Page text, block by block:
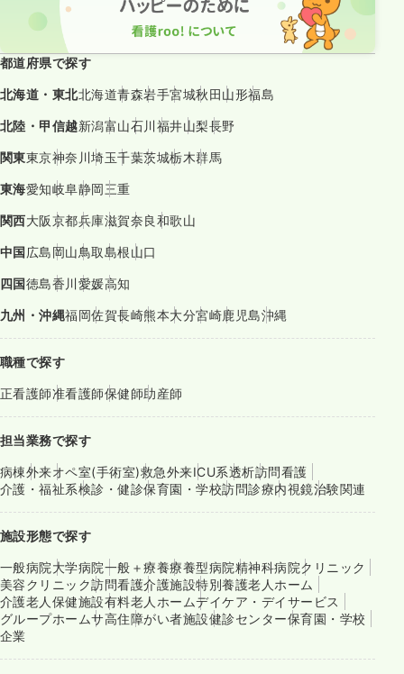
都道府県で探す
北海道・東北北海道青森岩手宮城秋田山形福島
北陸・甲信越新潟富山石川福井山梨長野
関東東京神奈川埼玉千葉茨城栃木群馬
東海愛知岐阜静岡三重
関西大阪京都兵庫滋賀奈良和歌山
中国広島岡山鳥取島根山口
四国徳島香川愛媛高知
九州・沖縄福岡佐賀長崎熊本大分宮崎鹿児島沖縄
職種で探す
正看護師准看護師保健師助産師
担当業務で探す
病棟外来オペ室(手術室)救急外来ICU系透析訪問看護
介護・福祉系検診・健診保育園・学校訪問診療内視鏡治験関連
施設形態で探す
一般病院大学病院一般＋療養療養型病院精神科病院クリニック
美容クリニック訪問看護介護施設特別養護老人ホーム
介護老人保健施設有料老人ホームデイケア・デイサービス
グループホームサ高住障がい者施設健診センター保育園・学校
企業